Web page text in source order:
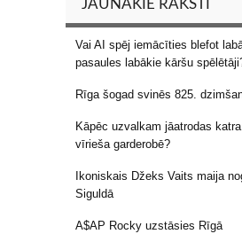
JAUNĀKIE RAKSTI
Vai AI spēj iemācīties blefot
pasaules labākie kāršu
Rīga šogad svinēs 825.
Kāpēc uzvalkam jāatrodas
vīrieša garderobē?
Ikoniskais Džeks Vaits maija
Siguldā
A$AP Rocky uzstāsies Rīgā